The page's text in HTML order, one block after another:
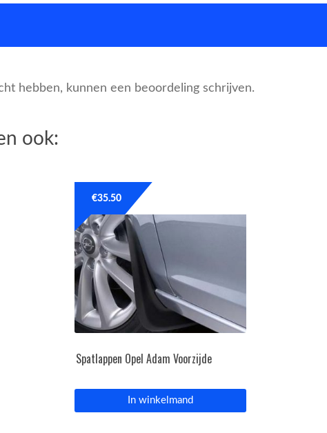
hebben, kunnen een beoordeling schrijven.
ook:
Spatlappen Opel Adam Voorzijde
€35.50
In winkelmand